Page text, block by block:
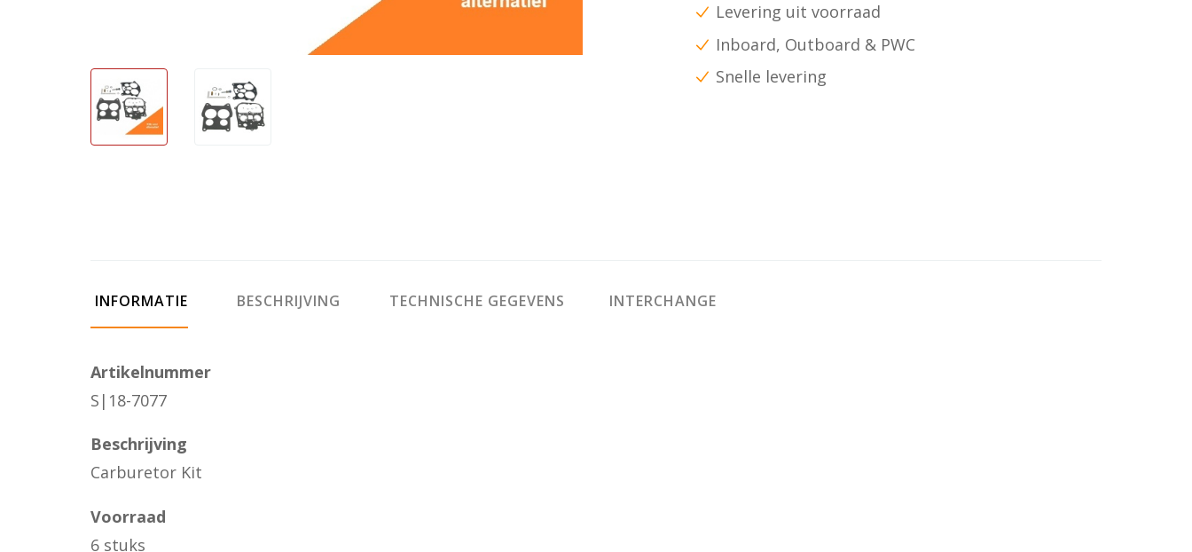
Levering uit voorraad
Inboard, Outboard & PWC
Snelle levering
INFORMATIE BESCHRIJVING TECHNISCHE GEGEVENS INTERCHANGE
Artikelnummer
S|18-7077
Beschrijving
Carburetor Kit
Voorraad
6 stuks